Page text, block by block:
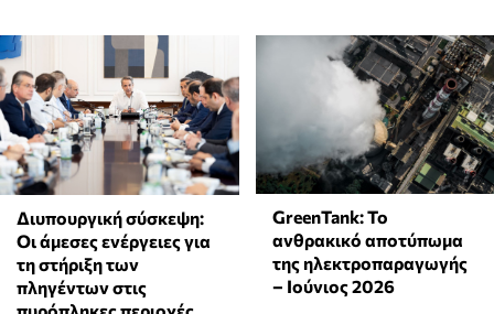
Διυπουργική σύσκεψη:
Οι άμεσες ενέργειες για
τη στήριξη των
πληγέντων στις
GreenTank: Το
ανθρακικό αποτύπωμα
της ηλεκτροπαραγωγής
– Ιούνιος 2026